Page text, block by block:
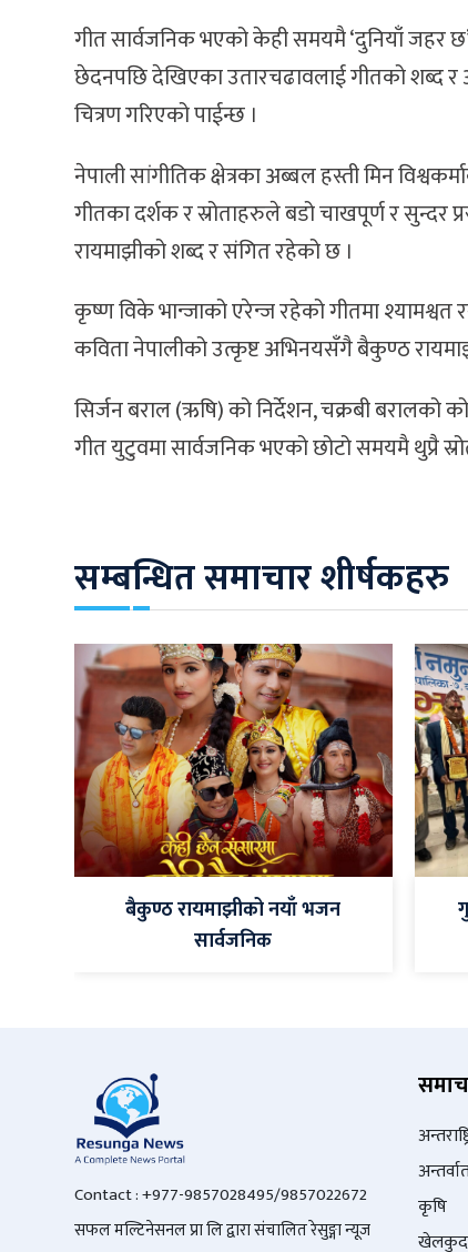
गीत सार्वजनिक भएको केही समयमै ‘दुनियाँ जहर
छेदनपछि देखिएका उतारचढावलाई गीतको शब्द र
चित्रण गरिएको पाईन्छ ।
नेपाली सांगीतिक क्षेत्रका अब्बल हस्ती मिन
गीतका दर्शक र स्रोताहरुले बडो चाखपूर्ण र सुन्दर
रायमाझीको शब्द र संगित रहेको छ ।
कृष्ण विके भान्जाको एरेन्ज रहेको गीतमा श्यामश्वत
कविता नेपालीको उत्कृष्ट अभिनयसँगै बैकुण्ठ
सिर्जन बराल (ऋषि) को निर्देशन, चक्रबी बरालको
गीत युटुवमा सार्वजनिक भएको छोटो समयमै थुप्रै
सम्बन्धित समाचार शीर्षकहरु
बैकुण्ठ रायमाझीको नयाँ भजन
सार्वजनिक
Contact : +977-9857028495/9857022672
सफल मल्टिनेसनल प्रा लि द्वारा संचालित रेसुङ्गा न्यूज
कृषि
खेलकुद